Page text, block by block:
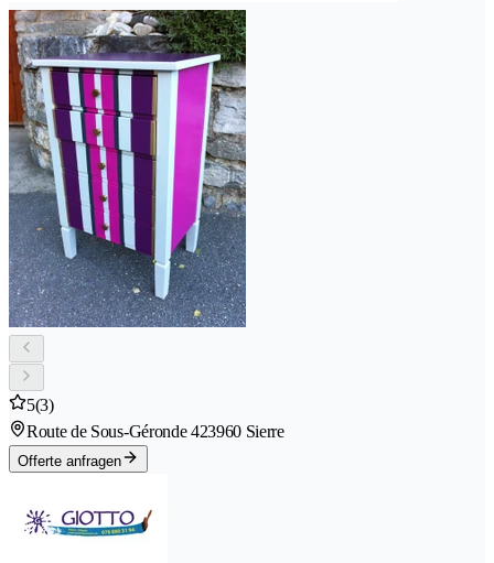
5(3)
Route de Sous-Géronde 423960 Sierre
Offerte anfragen